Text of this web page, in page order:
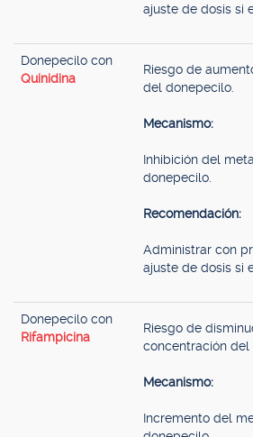
ajuste de dosis si
Donepecilo con
Quinidina
Riesgo de
del donepecilo.
Mecanismo:
Inhibición del
donepecilo.
Recomendación:
Administrar con
ajuste de dosis si
Donepecilo con
Rifampicina
Riesgo de
concentración del
Mecanismo:
Incremento del